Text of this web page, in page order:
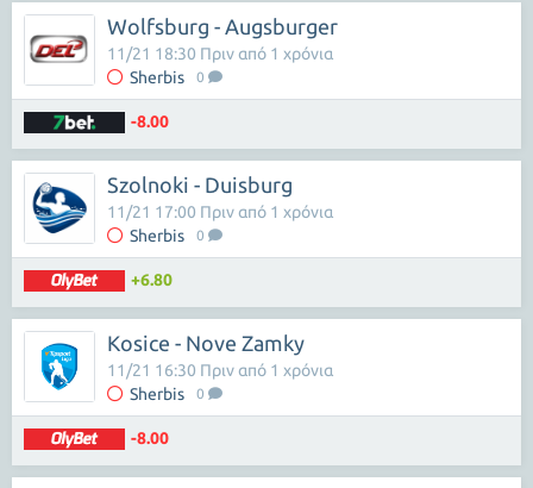
Wolfsburg - Augsburger
Sherbis 0
11/21 18:30 Πριν από 1 χρόνια
-8.00
Szolnoki - Duisburg
Sherbis 0
11/21 17:00 Πριν από 1 χρόνια
+6.80
Kosice - Nove Zamky
Sherbis 0
11/21 16:30 Πριν από 1 χρόνια
-8.00